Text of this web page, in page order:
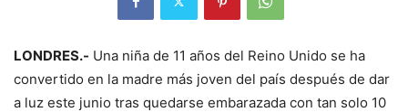
LONDRES.- Una niña de 11 años del Reino Unido se ha
convertido en la madre más joven del país después de dar
a luz este junio tras quedarse embarazada con tan solo 10